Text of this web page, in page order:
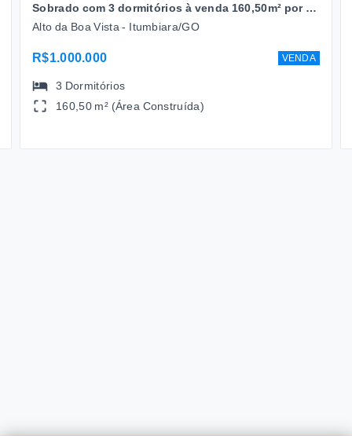
Sobrado com 3 dormitórios à venda 160,50m² por R$ 1.000.000,00 - Alto da Boa vista- Itumbiara/GO
Alto da Boa Vista - Itumbiara/GO
R$1.000.000 VENDA
3 Dormitórios
160,50 m² (Área Construída)